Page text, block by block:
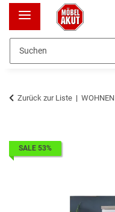
Zurück zur Liste WOHNEN
SALE 53%